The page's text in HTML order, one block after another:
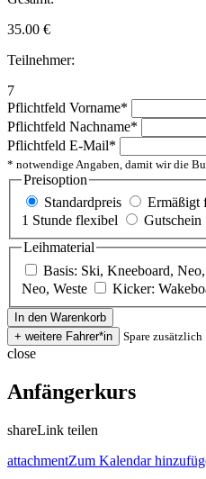
35.00 €
Teilnehmer:
7
Pflichtfeld Vorname*
Pflichtfeld Nachname*
Pflichtfeld E-Mail*
* notwendige Angaben, damit wir die
Preisoption
Standardpreis
Ermäßigt
1 Stunde flexibel
Gutschein
Leihmaterial
Basis: Ski, Kneeboard,
Neo, Weste
Kicker:
Spare
close
Anfängerkurs
shareLink teilen
attachmentZum Kalendar